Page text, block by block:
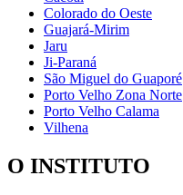
Colorado do Oeste
Guajará-Mirim
Jaru
Ji-Paraná
São Miguel do Guaporé
Porto Velho Zona Norte
Porto Velho Calama
Vilhena
O INSTITUTO